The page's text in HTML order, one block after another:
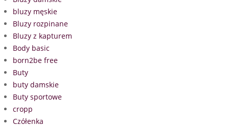
bluzy męskie
Bluzy rozpinane
Bluzy z kapturem
Body basic
born2be free
Buty
buty damskie
Buty sportowe
cropp
Czółenka